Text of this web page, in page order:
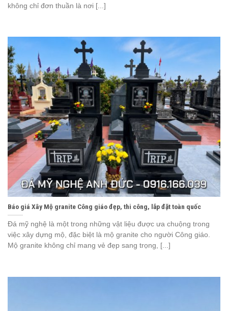
không chỉ đơn thuần là nơi [...]
Báo giá Xây Mộ granite Công giáo đẹp, thi công, lắp đặt toàn quốc
Đá mỹ nghệ là một trong những vật liệu được ưa chuộng trong
việc xây dựng mộ, đặc biệt là mộ granite cho người Công giáo.
Mộ granite không chỉ mang vẻ đẹp sang trọng, [...]